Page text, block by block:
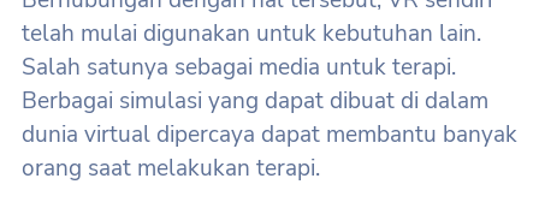
telah mulai digunakan untuk kebutuhan lain.
Salah satunya sebagai media untuk terapi.
Berbagai simulasi yang dapat dibuat di dalam
dunia virtual dipercaya dapat membantu banyak
orang saat melakukan terapi.